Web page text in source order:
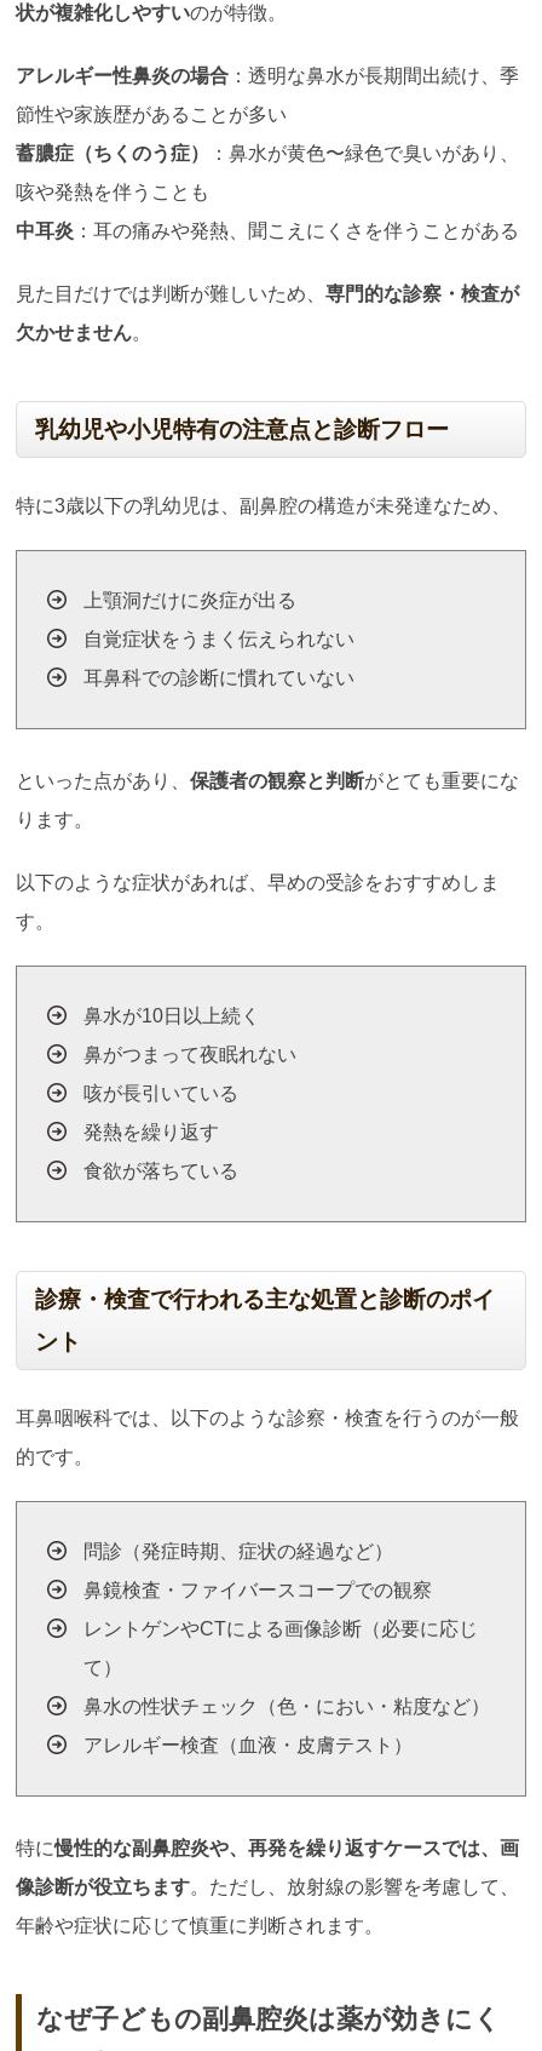
状が複雑化しやすいのが特徴。
アレルギー性鼻炎の場合 ：透明な鼻水が長期間出続け、季
節性や家族歴があることが多い
蓄膿症（ちくのう症）
：鼻水が黄色〜緑色で臭いがあり、
咳や発熱を伴うことも
中耳炎 ：耳の痛みや発熱、聞こえにくさを伴うことがある
見た目だけでは判断が難しいため、専門的な診察・検査が
欠かせません。
乳幼児や小児特有の注意点と診断フロー
特に3歳以下の乳幼児は、副鼻腔の構造が未発達なため、
上顎洞だけに炎症が出る
自覚症状をうまく伝えられない
耳鼻科での診断に慣れていない
といった点があり、保護者の観察と判断がとても重要にな
ります。
以下のような症状があれば、早めの受診をおすすめしま
す。
鼻水が10日以上続く
鼻がつまって夜眠れない
咳が長引いている
発熱を繰り返す
食欲が落ちている
診療・検査で行われる主な処置と診断のポイ
ント
耳鼻咽喉科では、以下のような診察・検査を行うのが一般
的です。
問診（発症時期、症状の経過など）
鼻鏡検査・ファイバースコープでの観察
レントゲンやCTによる画像診断（必要に応じ
て）
鼻水の性状チェック（色・におい・粘度など）
アレルギー検査（血液・皮膚テスト）
特に慢性的な副鼻腔炎や、再発を繰り返すケースでは、画
像診断が役立ちます。ただし、放射線の影響を考慮して、
年齢や症状に応じて慎重に判断されます。
なぜ子どもの副鼻腔炎は薬が効きにく